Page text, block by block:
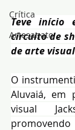
Crítica
Artesanato
Teve início
circuito de
de arte
O
Aluvaiá, em
visual